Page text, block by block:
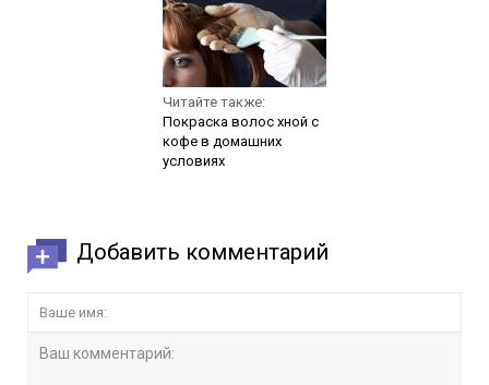
Читайте также:
Покраска волос хной с
кофе в домашних
условиях
Добавить комментарий